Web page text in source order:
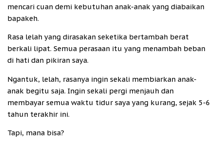
mencari cuan demi kebutuhan anak-anak yang diabaikan
bapakeh.
Rasa lelah yang dirasakan seketika bertambah berat
berkali lipat. Semua perasaan itu yang menambah beban
di hati dan pikiran saya.
Ngantuk, lelah, rasanya ingin sekali membiarkan anak-
anak begitu saja. Ingin sekali pergi menjauh dan
membayar semua waktu tidur saya yang kurang, sejak 5-6
tahun terakhir ini.
Tapi, mana bisa?